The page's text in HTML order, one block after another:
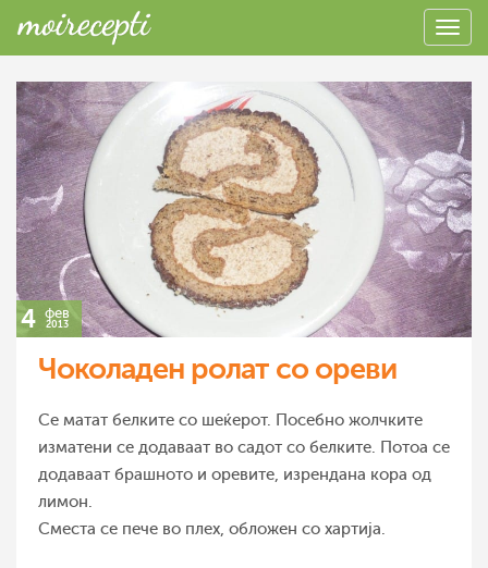
4 фев
2013
Чоколаден ролат со ореви
Се матат белките со шеќерот. Посебно жолчките
изматени се додаваат во садот со белките. Потоа се
додаваат брашното и оревите, изрендана кора од
лимон.
Сместа се пече во плех, обложен со хартија.